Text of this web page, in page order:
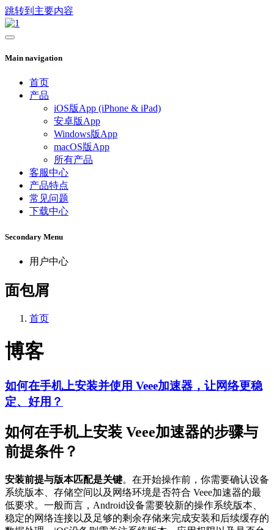
跳转到主要内容
Main navigation
首页
产品
iOS版App (iPhone & iPad)
安卓版App
Windows版App
macOS版App
所有产品
客服中心
产品特点
常见问题
下载中心
Secondary Menu
用户中心
面包屑
首页
博客
如何在手机上安装并使用 Veee加速器，让网络更稳
定、好用？
如何在手机上安装 Veee加速器的步骤与
前提条件？
安装前提与版本匹配是关键。在开始操作前，你需要确认设备
系统版本、存储空间以及网络环境是否符合 Veee加速器的最
低要求。一般而言，Android设备需要较新的操作系统版本、
稳定的网络连接以及足够的剩余存储来完成安装和后续缓存的